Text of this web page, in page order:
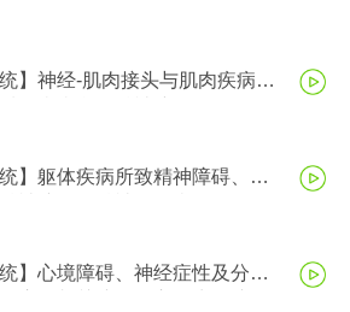
】神经-肌肉接头与肌肉疾病、
】躯体疾病所致精神障碍、精
】心境障碍、神经症性及分离